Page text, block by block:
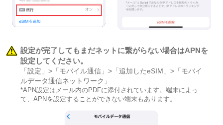
設定が完了してもまだネットに繋がらない場合はAPNを
設定してください。
「設定」>「モバイル通信」>「追加したeSIM」>「モバイ
ルデータ通信ネットワーク」
*APN設定はメール内のPDFに添付されています。端末によっ
て、APNを設定することができない端末もあります。